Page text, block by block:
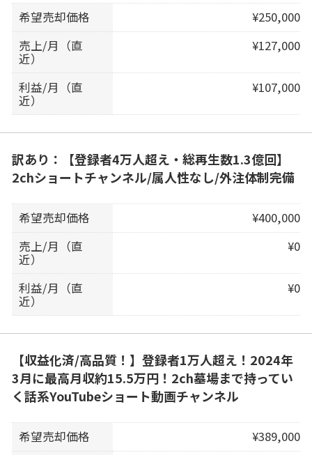
希望売却価格
¥250,000
売上/月（直
近）
¥127,000
利益/月（直
近）
¥107,000
訳あり：【登録者4万人超え・総再生数1.3億回】
2chショートチャンネル/属人性なし/外注体制完備
希望売却価格
¥400,000
売上/月（直
近）
¥0
利益/月（直
近）
¥0
【収益化済/高品質！】登録者1万人超え！2024年
3月に最高月収約15.5万円！2ch墓場まで持ってい
く話系YouTubeショート動画チャンネル
希望売却価格
¥389,000